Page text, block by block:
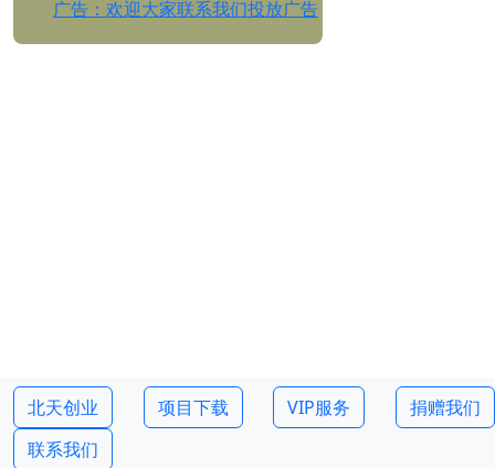
广告：欢迎大家联系我们投放广告
北天创业 项目下载 VIP服务
捐赠我们
联系我们